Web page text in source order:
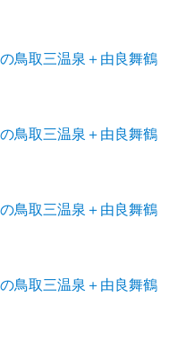
鳥取三温泉＋由良舞鶴
鳥取三温泉＋由良舞鶴
鳥取三温泉＋由良舞鶴
鳥取三温泉＋由良舞鶴